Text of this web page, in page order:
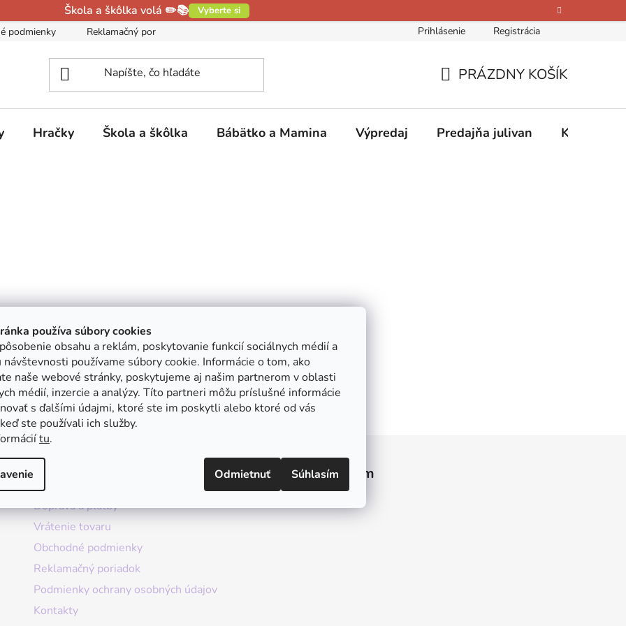
používa súbory cookies
obsahu a reklám, poskytovanie funkcií sociálnych médií a
návštevnosti používame súbory cookie. Informácie o tom, ako
naše webové stránky, poskytujeme aj našim partnerom v oblasti
médií, inzercie a analýzy. Títo partneri môžu príslušné informácie
s ďalšími údajmi, ktoré ste im poskytli alebo ktoré od vás
ste používali ich služby.
tu.
Odmietnuť Súhlasím
Škola a škôlka volá ✏️📚 Vyberte si
podmienky Reklamačný poriadok Kontakty O nás Hodnotenie obchodu
Prihlásenie Registrácia
KOŠÍK
PRÁZDNY KOŠÍK
Hračky Škola a škôlka Bábätko a Mamina Výpredaj Predajňa julivan Kontakty
Doprava a platby
Vrátenie tovaru
Obchodné podmienky
Reklamačný poriadok
Podmienky ochrany osobných údajov
Kontakty
Instagram